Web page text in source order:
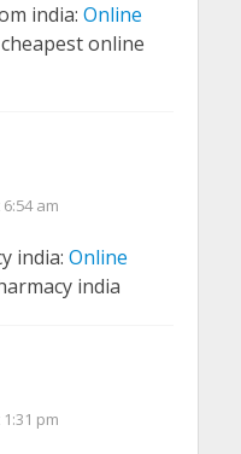
india: Online
online
am
india: Online
india
pm